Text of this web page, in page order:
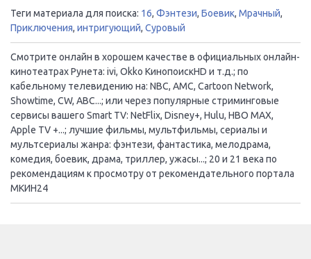
Теги материала для поиска: 16, Фэнтези, Боевик, Мрачный,
Приключения, интригующий, Суровый
Смотрите онлайн в хорошем качестве в официальных онлайн-
кинотеатрах Рунета: ivi, Okko КинопоискHD и т.д.; по
кабельному телевидению на: NBC, AMC, Cartoon Network,
Showtime, CW, ABC...; или через популярные стриминговые
сервисы вашего Smart TV: NetFlix, Disney+, Hulu, HBO MAX,
Apple TV +...; лучшие фильмы, мультфильмы, сериалы и
мультсериалы жанра: фэнтези, фантастика, мелодрама,
комедия, боевик, драма, триллер, ужасы...; 20 и 21 века по
рекомендациям к просмотру от рекомендательного портала
МКИН24